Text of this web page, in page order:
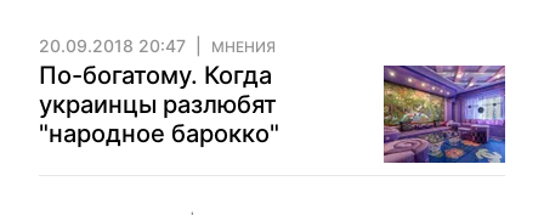
20.09.2018 20:47 МНЕНИЯ
По-богатому. Когда
украинцы разлюбят
"народное барокко"